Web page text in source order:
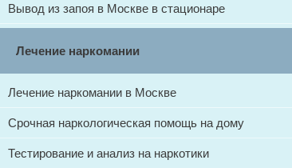
Вывод из запоя в Москве в стационаре
Лечение наркомании
Лечение наркомании в Москве
Срочная наркологическая помощь на дому
Тестирование и анализ на наркотики